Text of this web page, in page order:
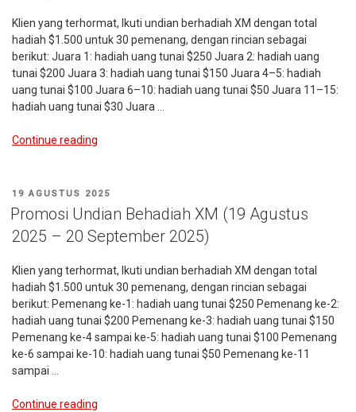
–
20
September
2025”
Klien yang terhormat, Ikuti undian berhadiah XM dengan total
hadiah $1.500 untuk 30 pemenang, dengan rincian sebagai
berikut: Juara 1: hadiah uang tunai $250 Juara 2: hadiah uang
tunai $200 Juara 3: hadiah uang tunai $150 Juara 4–5: hadiah
uang tunai $100 Juara 6–10: hadiah uang tunai $50 Juara 11–15:
hadiah uang tunai $30 Juara …
Continue reading
XM
(19
Agt
–
Agt
2025)”
POSTED
ON
19 AGUSTUS 2025
Promosi Undian Behadiah XM (19 Agustus
2025 – 20 September 2025)
Klien yang terhormat, Ikuti undian berhadiah XM dengan total
hadiah $1.500 untuk 30 pemenang, dengan rincian sebagai
berikut: Pemenang ke-1: hadiah uang tunai $250 Pemenang ke-2:
hadiah uang tunai $200 Pemenang ke-3: hadiah uang tunai $150
Pemenang ke-4 sampai ke-5: hadiah uang tunai $100 Pemenang
ke-6 sampai ke-10: hadiah uang tunai $50 Pemenang ke-11
sampai …
Continue reading